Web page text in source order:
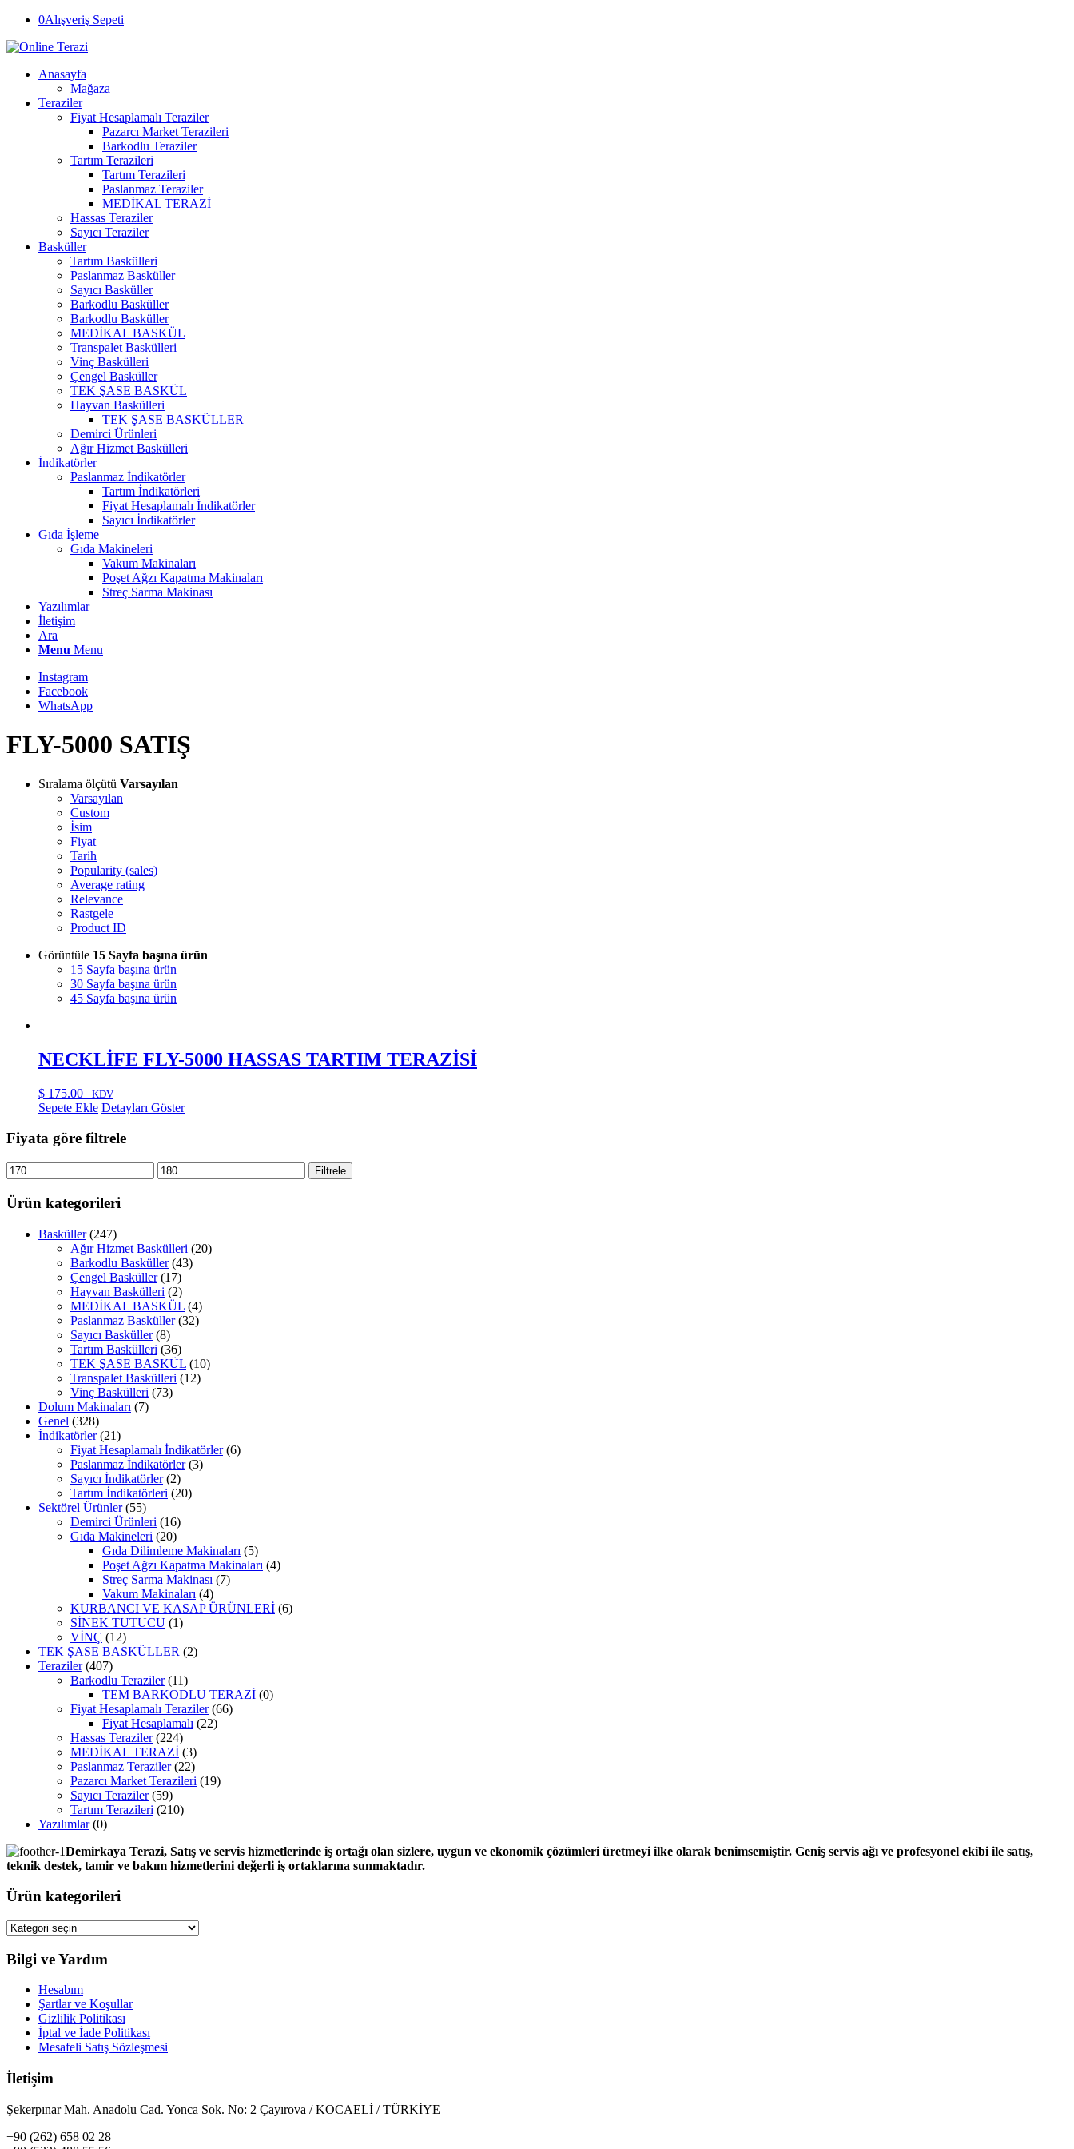
0Alışveriş Sepeti
Anasayfa
Mağaza
Teraziler
Fiyat Hesaplamalı Teraziler
Pazarcı Market Terazileri
Barkodlu Teraziler
Tartım Terazileri
Tartım Terazileri
Paslanmaz Teraziler
MEDİKAL TERAZİ
Hassas Teraziler
Sayıcı Teraziler
Basküller
Tartım Baskülleri
Paslanmaz Basküller
Sayıcı Basküller
Barkodlu Basküller
Barkodlu Basküller
MEDİKAL BASKÜL
Transpalet Baskülleri
Vinç Baskülleri
Çengel Basküller
TEK ŞASE BASKÜL
Hayvan Baskülleri
TEK ŞASE BASKÜLLER
Demirci Ürünleri
Ağır Hizmet Baskülleri
İndikatörler
Paslanmaz İndikatörler
Tartım İndikatörleri
Fiyat Hesaplamalı İndikatörler
Sayıcı İndikatörler
Gıda İşleme
Gıda Makineleri
Vakum Makinaları
Poşet Ağzı Kapatma Makinaları
Streç Sarma Makinası
Yazılımlar
İletişim
Ara
Menu Menu
Instagram
Facebook
WhatsApp
FLY-5000 SATIŞ
Sıralama ölçütü Varsayılan
Varsayılan
Custom
İsim
Fiyat
Tarih
Popularity (sales)
Average rating
Relevance
Rastgele
Product ID
Görüntüle 15 Sayfa başına ürün
15 Sayfa başına ürün
30 Sayfa başına ürün
45 Sayfa başına ürün
NECKLİFE FLY-5000 HASSAS TARTIM TERAZİSİ
$ 175.00 +KDV
Sepete Ekle Detayları Göster
Fiyata göre filtrele
En
düşük
fiyat
En
yüksek
Filtrele
Ürün kategorileri
Basküller (247)
Ağır Hizmet Baskülleri (20)
Barkodlu Basküller (43)
Çengel Basküller (17)
Hayvan Baskülleri (2)
MEDİKAL BASKÜL (4)
Paslanmaz Basküller (32)
Sayıcı Basküller (8)
Tartım Baskülleri (36)
TEK ŞASE BASKÜL (10)
Transpalet Baskülleri (12)
Vinç Baskülleri (73)
Dolum Makinaları (7)
Genel (328)
İndikatörler (21)
Fiyat Hesaplamalı İndikatörler (6)
Paslanmaz İndikatörler (3)
Sayıcı İndikatörler (2)
Tartım İndikatörleri (20)
Sektörel Ürünler (55)
Demirci Ürünleri (16)
Gıda Makineleri (20)
Gıda Dilimleme Makinaları (5)
Poşet Ağzı Kapatma Makinaları (4)
Streç Sarma Makinası (7)
Vakum Makinaları (4)
KURBANCI VE KASAP ÜRÜNLERİ (6)
SİNEK TUTUCU (1)
VİNÇ (12)
TEK ŞASE BASKÜLLER (2)
Teraziler (407)
Barkodlu Teraziler (11)
TEM BARKODLU TERAZİ (0)
Fiyat Hesaplamalı Teraziler (66)
Fiyat Hesaplamalı (22)
Hassas Teraziler (224)
MEDİKAL TERAZİ (3)
Paslanmaz Teraziler (22)
Pazarcı Market Terazileri (19)
Sayıcı Teraziler (59)
Tartım Terazileri (210)
Yazılımlar (0)
Demirkaya Terazi, Satış ve servis hizmetlerinde iş ortağı olan sizlere, uygun ve ekonomik çözümleri üretmeyi ilke olarak benimsemiştir. Geniş servis ağı ve profesyonel ekibi ile satış,
teknik destek, tamir ve bakım hizmetlerini değerli iş ortaklarına sunmaktadır.
Ürün kategorileri
Bilgi ve Yardım
Hesabım
Şartlar ve Koşullar
Gizlilik Politikası
İptal ve İade Politikası
Mesafeli Satış Sözleşmesi
İletişim
Şekerpınar Mah. Anadolu Cad. Yonca Sok. No: 2 Çayırova / KOCAELİ / TÜRKİYE
+90 (262) 658 02 28